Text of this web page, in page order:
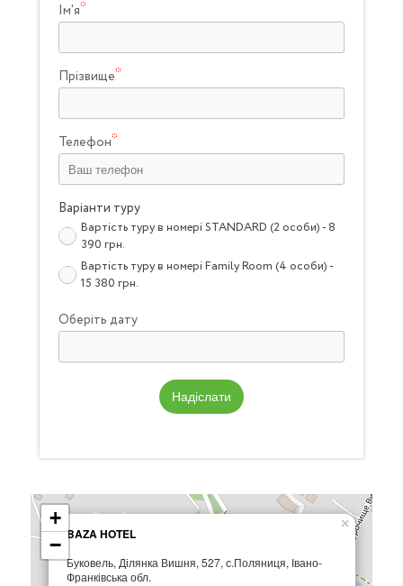
Ім'я
Прізвище
Телефон
Варіанти туру
Вартість туру в номері STANDARD (2 особи) - 8
390 грн.
Вартість туру в номері Family Room (4 особи) -
15 380 грн.
Оберіть дату
Надіслати
BAZA HOTEL
Буковель, Ділянка Вишня, 527, с.Поляниця, Івано-
Франківська обл.
×
+
−